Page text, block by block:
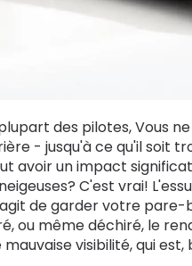
des pilotes, Vous
- jusqu'à ce qu'il soit
avoir un impact
C'est vrai!
de garder votre pare-
ou même déchiré, le
visibilité, qui est,